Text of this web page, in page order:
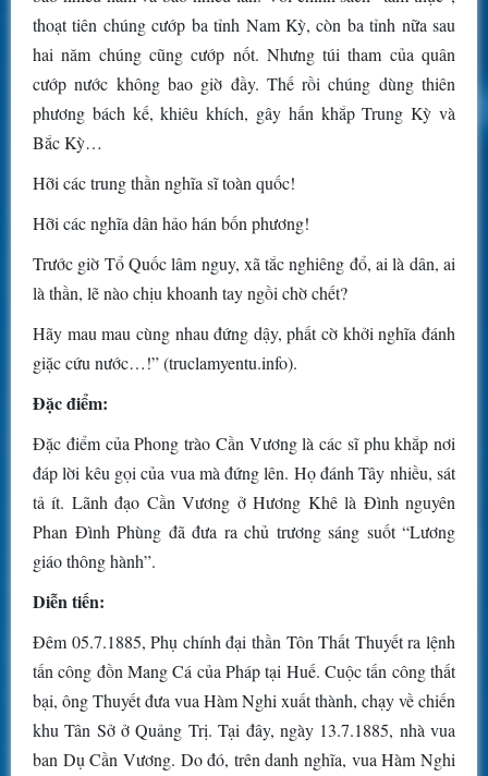
thoạt tiên chúng cướp ba tỉnh Nam Kỳ, còn ba tỉnh nữa sau
hai năm chúng cũng cướp nốt. Nhưng túi tham của quân
cướp nước không bao giờ đầy. Thế rồi chúng dùng thiên
phương bách kế, khiêu khích, gây hấn khắp Trung Kỳ và
Bắc Kỳ…
Hỡi các trung thần nghĩa sĩ toàn quốc!
Hỡi các nghĩa dân hảo hán bốn phương!
Trước giờ Tổ Quốc lâm nguy, xã tắc nghiêng đổ, ai là dân, ai
là thần, lẽ nào chịu khoanh tay ngồi chờ chết?
Hãy mau mau cùng nhau đứng dậy, phất cờ khởi nghĩa đánh
giặc cứu nước…!” (truclamyentu.info).
Đặc điểm:
Đặc điểm của Phong trào Cần Vương là các sĩ phu khắp nơi
đáp lời kêu gọi của vua mà đứng lên. Họ đánh Tây nhiều, sát
tả ít. Lãnh đạo Cần Vương ở Hương Khê là Đình nguyên
Phan Đình Phùng đã đưa ra chủ trương sáng suốt “Lương
giáo thông hành”.
Diễn tiến:
Đêm 05.7.1885, Phụ chính đại thần Tôn Thất Thuyết ra lệnh
tấn công đồn Mang Cá của Pháp tại Huế. Cuộc tấn công thất
bại, ông Thuyết đưa vua Hàm Nghi xuất thành, chạy về chiến
khu Tân Sở ở Quảng Trị. Tại đây, ngày 13.7.1885, nhà vua
ban Dụ Cần Vương. Do đó, trên danh nghĩa, vua Hàm Nghi